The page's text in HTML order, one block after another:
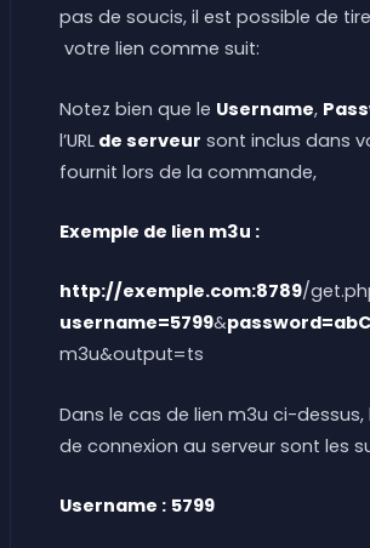
pas de soucis, il est possible de
votre lien comme suit:
Notez bien que le Username,
l’URLde serveur sont inclus dans
fournit lors de la commande,
Exemple de lien m3u :
http://exemple.com:8789/
username=5799&
m3u&output=ts
Dans le cas de lien m3u ci-dessus,
de connexion au serveur sont les
Username : 5799